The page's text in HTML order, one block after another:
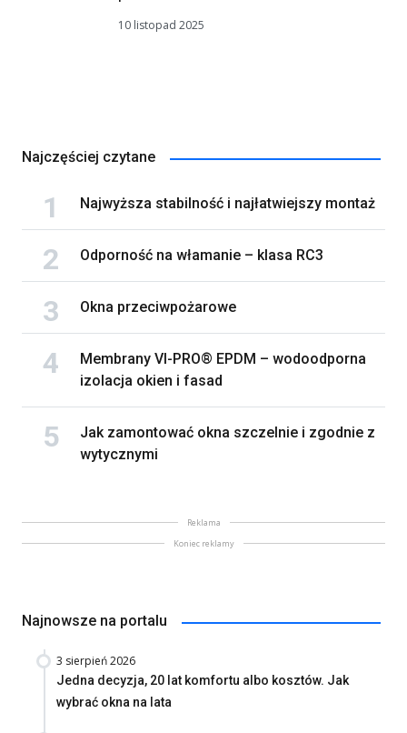
10 listopad 2025
Najczęściej czytane
Najwyższa stabilność i najłatwiejszy montaż
Odporność na włamanie – klasa RC3
Okna przeciwpożarowe
Membrany VI-PRO® EPDM – wodoodporna
izolacja okien i fasad
Jak zamontować okna szczelnie i zgodnie z
wytycznymi
Reklama
Koniec reklamy
Najnowsze na portalu
3 sierpień 2026
Jedna decyzja, 20 lat komfortu albo kosztów. Jak
wybrać okna na lata